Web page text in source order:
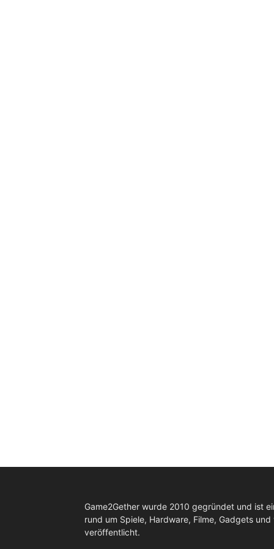
Game2Gether wurde 2010 gegründet und ist
rund um Spiele, Hardware, Filme, Gadgets
veröffentlicht.